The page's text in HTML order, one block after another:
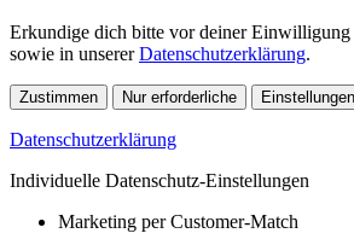
Erkundige dich bitte vor deiner Einwilligung
sowie in unsererDatenschutzerklärung.
Zustimmen Nur erforderliche
Datenschutzerklärung
Individuelle Datenschutz-Einstellungen
Marketing per Customer-Match